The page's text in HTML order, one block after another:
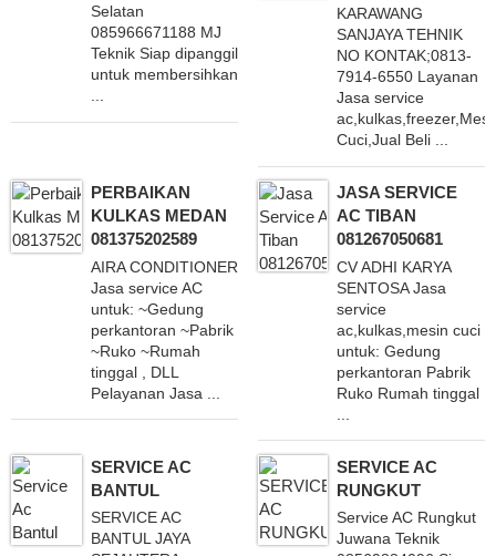
Selatan
085966671188 MJ
Teknik Siap dipanggil
untuk membersihkan
...
KARAWANG
SANJAYA TEHNIK
NO KONTAK;0813-
7914-6550 Layanan
Jasa service
Cuci,Jual Beli ...
PERBAIKAN
KULKAS MEDAN
081375202589
AIRA CONDITIONER
Jasa service AC
untuk: ~Gedung
perkantoran ~Pabrik
~Ruko ~Rumah
tinggal , DLL
Pelayanan Jasa ...
JASA SERVICE
AC TIBAN
081267050681
CV ADHI KARYA
SENTOSA Jasa
service
ac,kulkas,mesin cuci
untuk: Gedung
perkantoran Pabrik
Ruko Rumah tinggal
SERVICE AC
BANTUL
SERVICE AC
BANTUL JAYA
SERVICE AC
RUNGKUT
Service AC Rungkut
Juwana Teknik